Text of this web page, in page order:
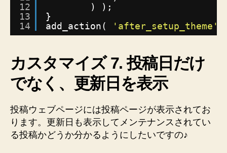
12
13
14
) );
}
add_action(
'after_setup_theme'
カスタマイズ 7. 投稿日だけ
でなく、更新日を表示
投稿ウェブページには投稿ページが表示されてお
ります。更新日も表示してメンテナンスされてい
る投稿かどうか分かるようにしたいですの♪